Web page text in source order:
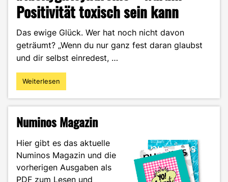
Positivität toxisch sein kann
Das ewige Glück. Wer hat noch nicht davon
geträumt? „Wenn du nur ganz fest daran glaubst
und dir selbst einredest, …
"#luckygirlsyndrome
–
toxisch
kann"
Weiterlesen
Numinos Magazin
Hier gibt es das aktuelle
Numinos Magazin und die
vorherigen Ausgaben als
PDF zum Lesen und